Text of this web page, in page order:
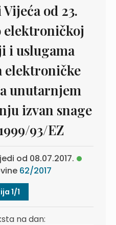
od 23.
elektroničkoj
i uslugama
elektroničke
unutarnjem
izvan snage
93/EZ
od 08.07.2017.
62/2017
1/1
na dan: